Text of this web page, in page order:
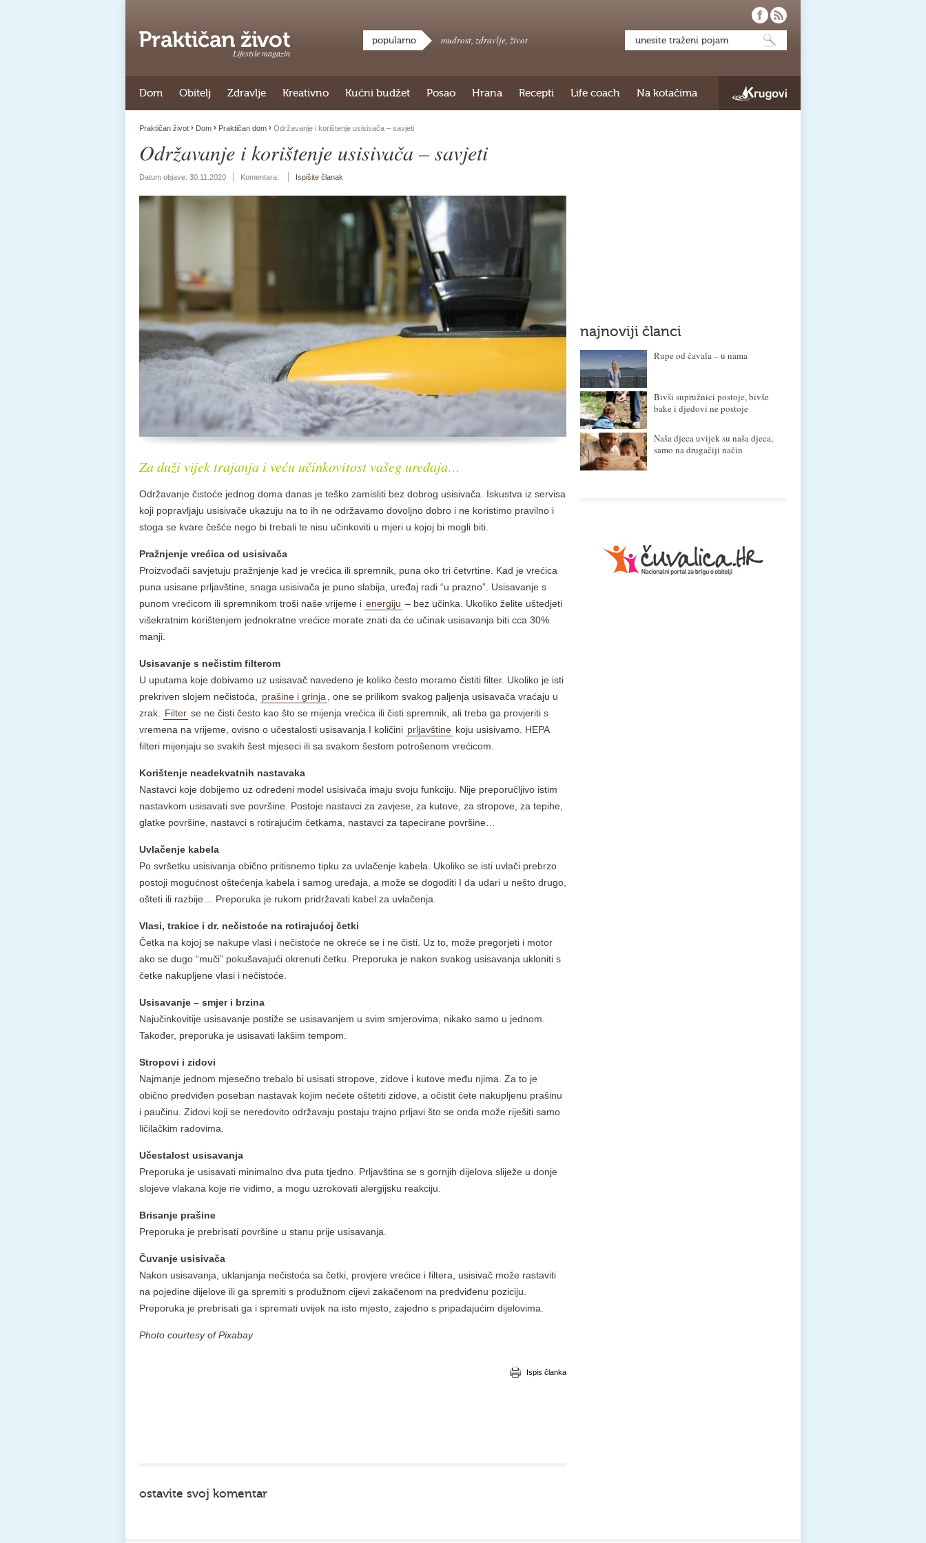
Lifestyle magazin
popularno mudrost, zdravlje, život
Dom Obitelj Zdravlje Kreativno Kućni budžet Posao Hrana Recepti Life coach Na kotačima
Praktičan život › Dom › Praktičan dom › Održavanje i korištenje usisivača – savjeti
Održavanje i korištenje usisivača – savjeti
Datum objave: 30.11.2020 Komentara: Ispišite članak
Za duži vijek trajanja i veću učinkovitost vašeg uređaja…
Održavanje čistoće jednog doma danas je teško zamisliti bez dobrog usisivača. Iskustva iz servisa
koji popravljaju usisivače ukazuju na to ih ne održavamo dovoljno dobro i ne koristimo pravilno i
stoga se kvare češće nego bi trebali te nisu učinkoviti u mjeri u kojoj bi mogli biti.
Pražnjenje vrećica od usisivača
Proizvođači savjetuju pražnjenje kad je vrećica ili spremnik, puna oko tri četvrtine. Kad je vrećica
puna usisane prljavštine, snaga usisivača je puno slabija, uređaj radi “u prazno”. Usisavanje s
punom vrećicom ili spremnikom troši naše vrijeme i energiju – bez učinka. Ukoliko želite uštedjeti
višekratnim korištenjem jednokratne vrećice morate znati da će učinak usisavanja biti cca 30%
manji.
Usisavanje s nečistim filterom
U uputama koje dobivamo uz usisavač navedeno je koliko često moramo čistiti filter. Ukoliko je isti
prekriven slojem nečistoća,
prašine i grinja
, one se prilikom svakog paljenja usisavača vraćaju u
zrak.
Filter se ne čisti često kao što se mijenja vrećica ili čisti spremnik, ali treba ga provjeriti s
vremena na vrijeme, ovisno o učestalosti usisavanja I količini prljavštine koju usisivamo. HEPA
filteri mijenjaju se svakih šest mjeseci ili sa svakom šestom potrošenom vrećicom.
Korištenje neadekvatnih nastavaka
Nastavci koje dobijemo uz određeni model usisivača imaju svoju funkciju. Nije preporučljivo istim
nastavkom usisavati sve površine. Postoje nastavci za zavjese, za kutove, za stropove, za tepihe,
glatke površine, nastavci s rotirajućim četkama, nastavci za tapecirane površine…
Uvlačenje kabela
Po svršetku usisivanja obično pritisnemo tipku za uvlačenje kabela. Ukoliko se isti uvlači prebrzo
postoji mogućnost oštećenja kabela i samog uređaja, a može se dogoditi I da udari u nešto drugo,
ošteti ili razbije… Preporuka je rukom pridržavati kabel za uvlačenja.
Vlasi, trakice i dr. nečistoće na rotirajućoj četki
Četka na kojoj se nakupe vlasi i nečistoće ne okreće se i ne čisti. Uz to, može pregorjeti i motor
ako se dugo “muči” pokušavajući okrenuti četku. Preporuka je nakon svakog usisavanja ukloniti s
četke nakupljene vlasi i nečistoće.
Usisavanje – smjer i brzina
Najučinkovitije usisavanje postiže se usisavanjem u svim smjerovima, nikako samo u jednom.
Također, preporuka je usisavati lakšim tempom.
Stropovi i zidovi
Najmanje jednom mjesečno trebalo bi usisati stropove, zidove i kutove među njima. Za to je
obično predviđen poseban nastavak kojim nećete oštetiti zidove, a očistit ćete nakupljenu prašinu
i paučinu. Zidovi koji se neredovito održavaju postaju trajno prljavi što se onda može riješiti samo
ličilačkim radovima.
Učestalost usisavanja
Preporuka je usisavati minimalno dva puta tjedno. Prljavština se s gornjih dijelova sliježe u donje
slojeve vlakana koje ne vidimo, a mogu uzrokovati alergijsku reakciju.
Brisanje prašine
Preporuka je prebrisati površine u stanu prije usisavanja.
Čuvanje usisivača
Nakon usisavanja, uklanjanja nečistoća sa četki, provjere vrećice i filtera, usisivač može rastaviti
na pojedine dijelove ili ga spremiti s produžnom cijevi zakačenom na predviđenu poziciju.
Preporuka je prebrisati ga i spremati uvijek na isto mjesto, zajedno s pripadajućim dijelovima.
Photo courtesy of Pixabay
Ispis članka
ostavite svoj komentar
najnoviji članci
Rupe od čavala – u nama
Bivši supružnici postoje, bivše
bake i djedovi ne postoje
Naša djeca uvijek su naša djeca,
samo na drugačiji način